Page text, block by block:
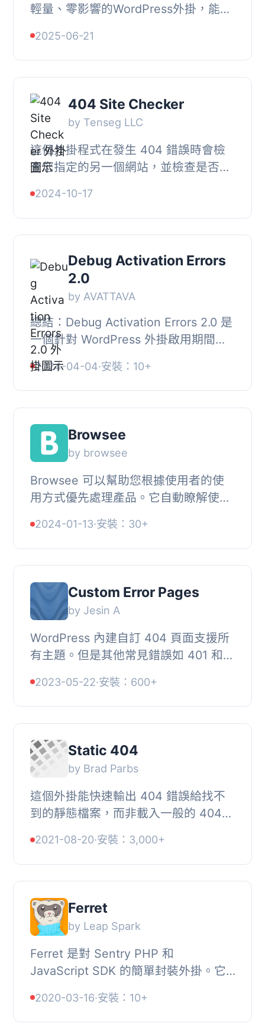
輕量、零影響的WordPress外掛，能自
告，同時確保所有預定任務完美運行。
適用於開發人員...
2025-06-21
404 Site Checker
by Tenseg LLC
這個外掛程式在發生 404 錯誤時會檢
查您指定的另一個網站，並檢查是否存
將重定向到該處，而不是顯示 WP 404
頁面。, 這在...
2024-10-17
Debug Activation Errors
2.0
by AVATTAVA
總結：Debug Activation Errors 2.0 是
一個針對 WordPress 外掛啟用期間問
題的開發者外掛，能夠幫助解決啟用外
掛時出現的錯誤訊息。, , 問題與答
案：, 1. Deb...
2024-04-04·安裝：10+
Browsee
by browsee
Browsee 可以幫助您根據使用者的使
用方式優先處理產品。它自動瞭解使用
再猜測漏斗分析結果，嘗試這種新穎且
直覺的方式來...
2024-01-13·安裝：30+
Custom Error Pages
by Jesin A
WordPress 內建自訂 404 頁面支援所
有主題。但是其他常見錯誤如 401 和
的平庸錯誤頁面。, 使用此外掛，你可
以輕鬆建立任...
2023-05-22·安裝：600+
Static 404
by Brad Parbs
這個外掛能快速輸出 404 錯誤給找不
到的靜態檔案，而非載入一般的 404
片、文字、PDF 等）將會立即顯示
404 錯誤，而非載入...
2021-08-20·安裝：3,000+
Ferret
by Leap Spark
Ferret 是對 Sentry PHP 和
JavaScript SDK 的簡單封裝外掛。它
開，還會捕捉 JavaScript 錯誤。它有
意使用 Sentry 的遺留 ...
2020-03-16·安裝：10+